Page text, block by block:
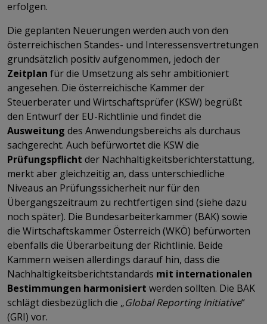
erfolgen.
Die geplanten Neuerungen werden auch von den
österreichischen Standes- und Interessensvertretungen
grundsätzlich positiv aufgenommen, jedoch der
Zeitplan für die Umsetzung als sehr ambitioniert
angesehen. Die österreichische Kammer der
Steuerberater und Wirtschaftsprüfer (KSW) begrüßt
den Entwurf der EU-Richtlinie und findet die
Ausweitung des Anwendungsbereichs als durchaus
sachgerecht. Auch befürwortet die KSW die
Prüfungspflicht der Nachhaltigkeitsberichterstattung,
merkt aber gleichzeitig an, dass unterschiedliche
Niveaus an Prüfungssicherheit nur für den
Übergangszeitraum zu rechtfertigen sind (siehe dazu
noch später). Die Bundesarbeiterkammer (BAK) sowie
die Wirtschaftskammer Österreich (WKÖ) befürworten
ebenfalls die Überarbeitung der Richtlinie. Beide
Kammern weisen allerdings darauf hin, dass die
Nachhaltigkeitsberichtstandards mit internationalen
Bestimmungen harmonisiert werden sollten. Die BAK
schlägt diesbezüglich die „Global Reporting Initiative“
(GRI) vor.